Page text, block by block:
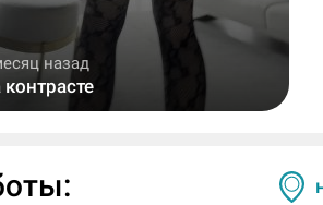
назад
контрасте